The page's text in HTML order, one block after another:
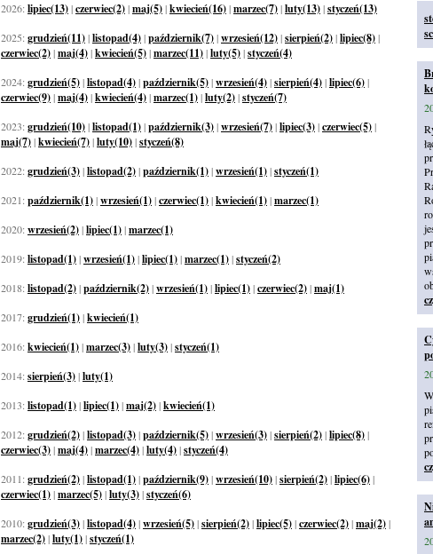
2026:lipiec(13)|czerwiec(2)|maj(5)|kwiecień(16)|marzec(7)|luty(13)|styczeń(13)
2025:grudzień(11)|listopad(4)|październik(7)|wrzesień(12)|sierpień(2)|lipiec(8)|
czerwiec(2)|maj(4)|kwiecień(5)|marzec(11)|luty(5)|styczeń(4)
2024:grudzień(5)|listopad(4)|październik(5)|wrzesień(4)|sierpień(4)|lipiec(6)|
czerwiec(9)|maj(4)|kwiecień(4)|marzec(1)|luty(2)|styczeń(7)
2023:grudzień(10)|listopad(1)|październik(3)|wrzesień(7)|lipiec(3)|czerwiec(5)|
maj(7)|kwiecień(7)|luty(10)|styczeń(8)
2022:grudzień(3)|listopad(2)|październik(1)|wrzesień(1)|styczeń(1)
2021:październik(1)|wrzesień(1)|czerwiec(1)|kwiecień(1)|marzec(1)
2020:wrzesień(2)|lipiec(1)|marzec(1)
2019:listopad(1)|wrzesień(1)|lipiec(1)|marzec(1)|styczeń(2)
2018:listopad(2)|październik(2)|wrzesień(1)|lipiec(1)|czerwiec(2)|maj(1)
2017:grudzień(1)|kwiecień(1)
2016:kwiecień(1)|marzec(3)|luty(3)|styczeń(1)
2014:sierpień(3)|luty(1)
2013:listopad(1)|lipiec(1)|maj(2)|kwiecień(1)
2012:grudzień(2)|listopad(3)|październik(5)|wrzesień(3)|sierpień(2)|lipiec(8)|
czerwiec(3)|maj(4)|marzec(4)|luty(4)|styczeń(4)
2011:grudzień(2)|listopad(1)|październik(9)|wrzesień(10)|sierpień(2)|lipiec(6)|
czerwiec(1)|marzec(5)|luty(3)|styczeń(6)
2010:grudzień(3)|listopad(4)|wrzesień(5)|sierpień(2)|lipiec(5)|czerwiec(2)|maj(2)|
marzec(2)|luty(1)|styczeń(1)